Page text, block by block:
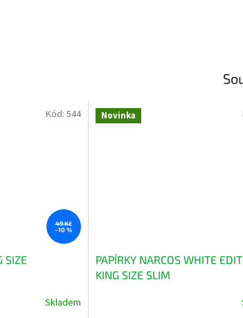
49 Kč
–10 %
SIZE
Skladem
Kód: 544 Novinka
PAPÍRKY NARCOS WHITE
KING SIZE SLIM